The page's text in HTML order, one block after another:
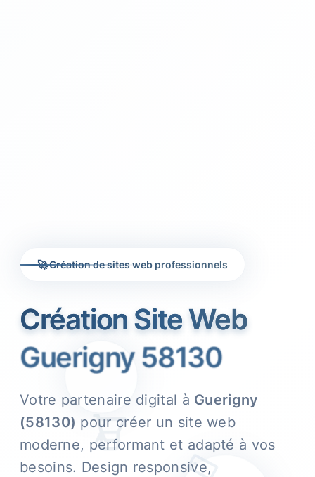
🚀 Création de sites web professionnels
Création Site Web
Guerigny 58130
Votre partenaire digital à Guerigny
(58130) pour créer un site web
moderne, performant et adapté à vos
besoins. Design responsive,